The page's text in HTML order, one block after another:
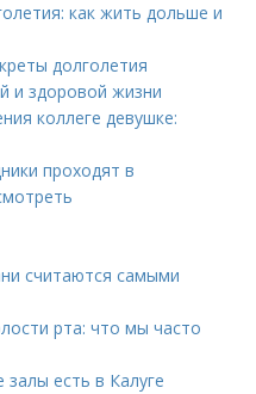
как жить дольше и
долголетия
и здоровой жизни
коллеге девушке:
проходят в
считаются самыми
рта: что мы часто
есть в Калуге